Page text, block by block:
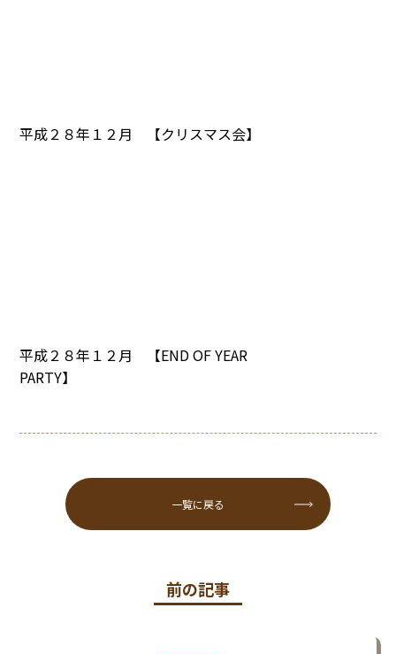
平成２８年１２月 【クリスマス会】
平成２８年１２月 【END OF YEAR
PARTY】
一覧に戻る
前の記事